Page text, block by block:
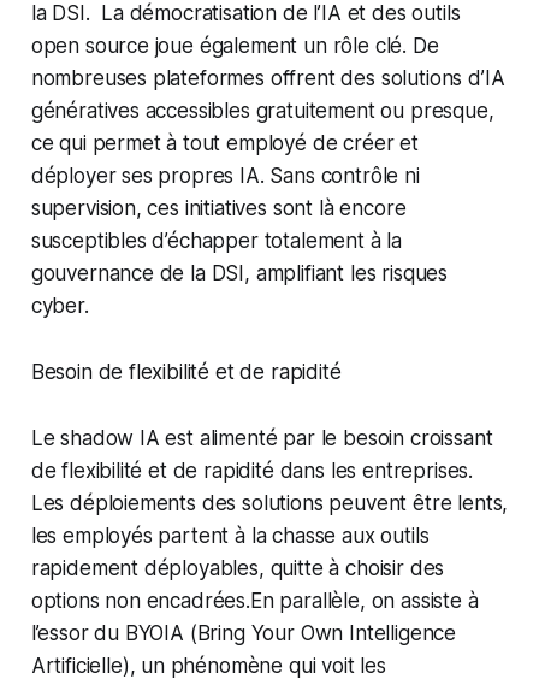
la DSI. La démocratisation de l’IA et des outils
open source joue également un rôle clé. De
nombreuses plateformes offrent des solutions d’IA
génératives accessibles gratuitement ou presque,
ce qui permet à tout employé de créer et
déployer ses propres IA. Sans contrôle ni
supervision, ces initiatives sont là encore
susceptibles d’échapper totalement à la
gouvernance de la DSI, amplifiant les risques
cyber.
Besoin de flexibilité et de rapidité
Le shadow IA est alimenté par le besoin croissant
de flexibilité et de rapidité dans les entreprises.
Les déploiements des solutions peuvent être lents,
les employés partent à la chasse aux outils
rapidement déployables, quitte à choisir des
options non encadrées.En parallèle, on assiste à
l’essor du BYOIA (Bring Your Own Intelligence
Artificielle), un phénomène qui voit les